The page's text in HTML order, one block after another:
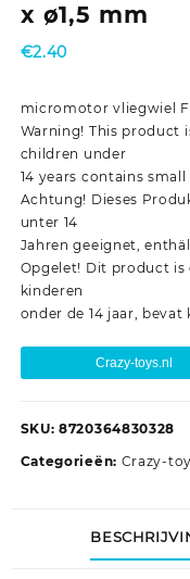
x ø1,5 mm
€2.40
micromotor vliegwiel
Warning! This product
children under
14 years contains small
Achtung! Dieses
unter 14
Jahren geeignet,
Opgelet! Dit product is
kinderen
onder de 14 jaar, bevat
Crazy-toys.nl
SKU: 8720364830328
Categorieën: Crazy-